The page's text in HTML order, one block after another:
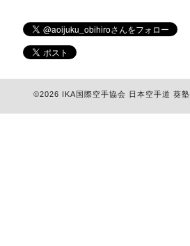
©2026 IKA国際空手協会 日本空手道 葵塾